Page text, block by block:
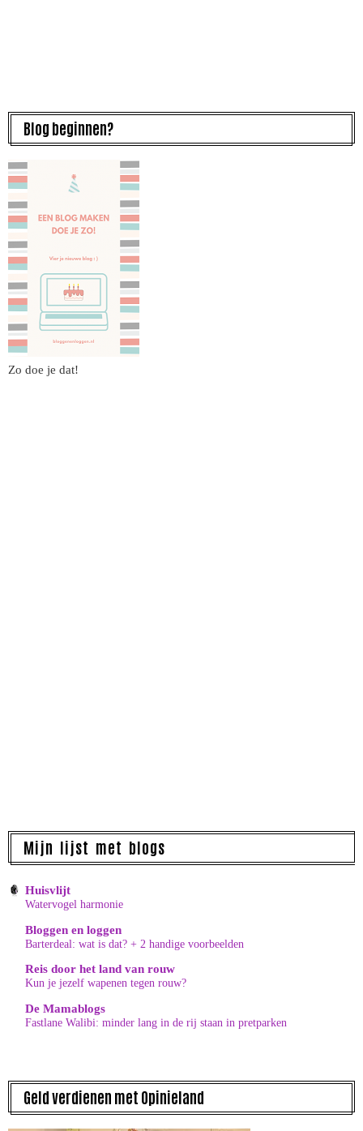
Blog beginnen?
Zo doe je dat!
Mijn lijst met blogs
Huisvlijt
Watervogel harmonie
Bloggen en loggen
Barterdeal: wat is dat? + 2 handige voorbeelden
Reis door het land van rouw
Kun je jezelf wapenen tegen rouw?
De Mamablogs
Fastlane Walibi: minder lang in de rij staan in pretparken
Geld verdienen met Opinieland